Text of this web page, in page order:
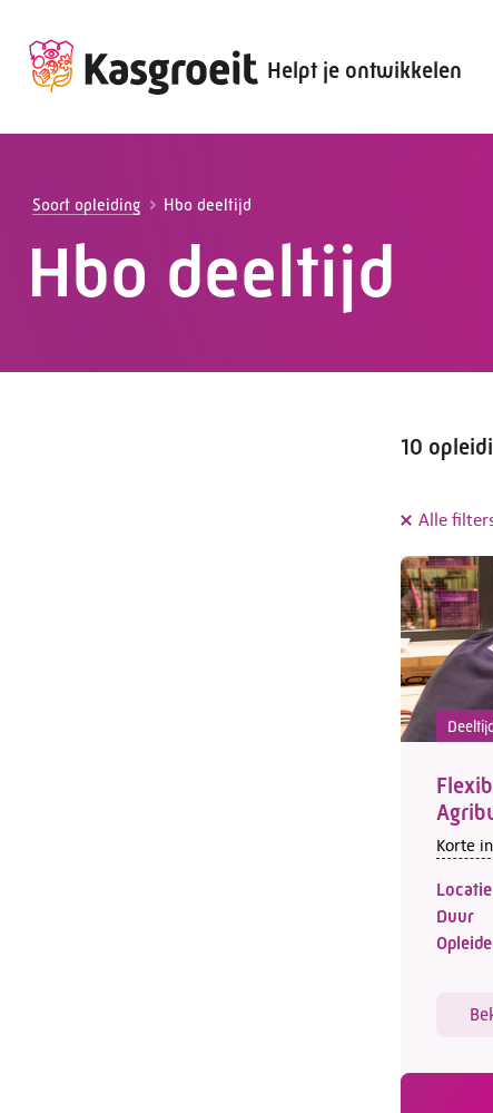
Helpt je ontwikkelen
Alles voor de werkgever
Alles voor de werknemer
Soort opleiding Hbo deeltijd
Hbo deeltijd
10
Alle
Korte
Locatie
Duur